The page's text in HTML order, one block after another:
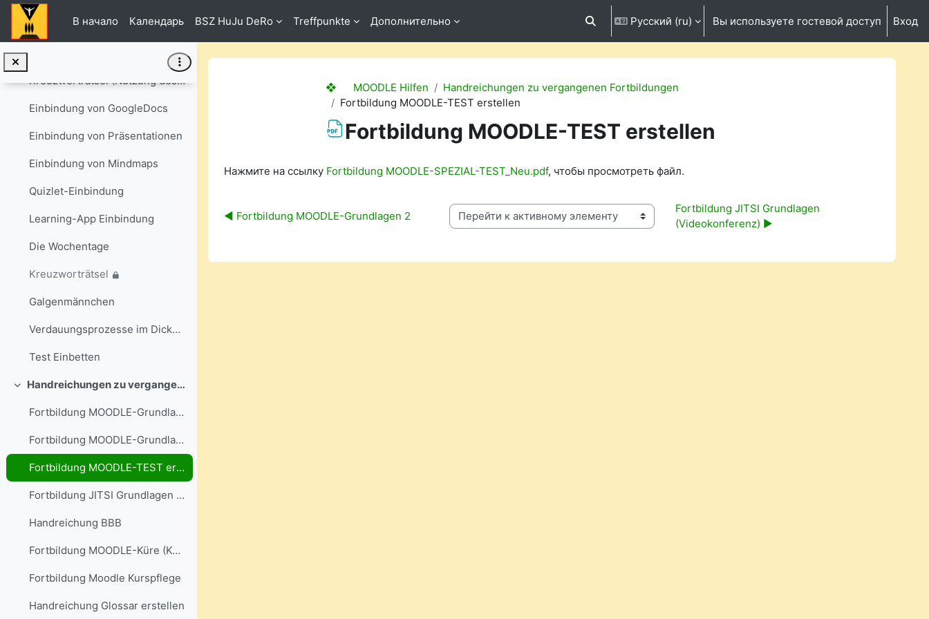
Перейти к основному содержанию
В начало
Календарь BSZ HuJu DeRo Treffpunkte Дополнительно Изменить данные поисковой строки
Русский ‎(ru)‎ Вы используете гостевой доступ Вход
MoodleDoc - Glossar konfigurieren
Galgenmännchen-Spiel (Nutzung des Glossars "Los alimentos")
Kreuzworträtsel (Nutzung des Glossars "Los alimentos")
Einbindung von GoogleDocs
Einbindung von Präsentationen
Einbindung von Mindmaps
Quizlet-Einbindung
Learning-App Einbindung
Die Wochentage
Kreuzworträtsel
Galgenmännchen
Verdauungsprozesse im Dickdarm
Test Einbetten
Свернуть Handreichungen zu vergangenen Fortbildungen
Fortbildung MOODLE-Grundlagen 1
Fortbildung MOODLE-Grundlagen 2
Fortbildung MOODLE-TEST erstellen
Fortbildung JITSI Grundlagen (Videokonferenz)
Handreichung BBB
Fortbildung MOODLE-Küre (Kurspflege)
Fortbildung Moodle Kurspflege
Handreichung Glossar erstellen
❖ MOODLE Hilfen
Handreichungen zu vergangenen Fortbildungen
Fortbildung MOODLE-TEST erstellen
Fortbildung MOODLE-TEST erstellen
Нажмите на ссылку Fortbildung MOODLE-SPEZIAL-TEST_Neu.pdf, чтобы просмотреть файл.
◀︎ Fortbildung MOODLE-Grundlagen 2 Перейти к активному элементу
Fortbildung JITSI Grundlagen
(Videokonferenz) ▶︎